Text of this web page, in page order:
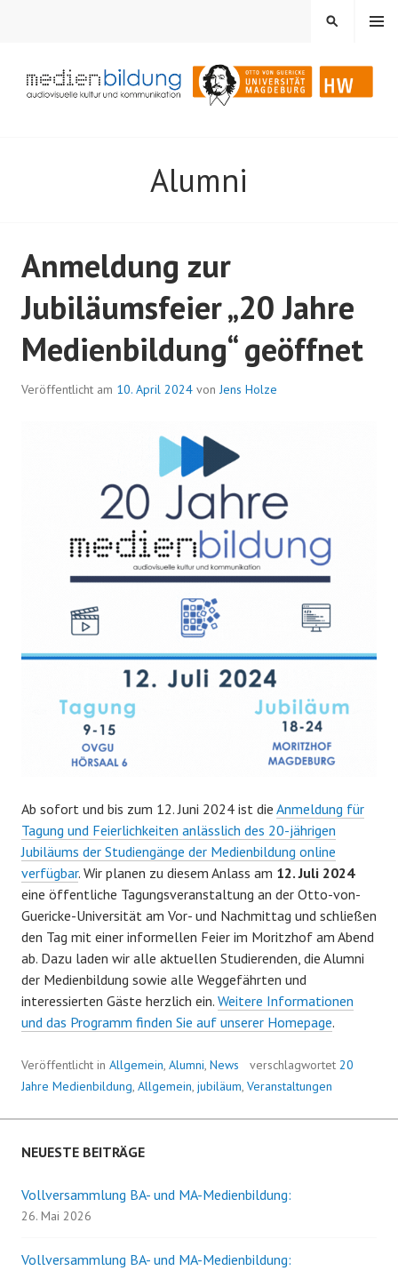
Audiovisuelle Kultur und Kommunikation
MENÜ
SUCHEN
Alumni
Anmeldung zur
Jubiläumsfeier „20 Jahre
Medienbildung“ geöffnet
Veröffentlicht am 10. April 2024 vonJens Holze
Ab sofort und bis zum 12. Juni 2024 ist die Anmeldung für
Tagung und Feierlichkeiten anlässlich des 20-jährigen
Jubiläums der Studiengänge der Medienbildung online
verfügbar. Wir planen zu diesem Anlass am 12. Juli 2024
eine öffentliche Tagungsveranstaltung an der Otto-von-
Guericke-Universität am Vor- und Nachmittag und schließen
den Tag mit einer informellen Feier im Moritzhof am Abend
ab. Dazu laden wir alle aktuellen Studierenden, die Alumni
der Medienbildung sowie alle Weggefährten und
interessierten Gäste herzlich ein. Weitere Informationen
und das Programm finden Sie auf unserer Homepage.
Veröffentlicht in Allgemein, Alumni, News verschlagwortet 20
Jahre Medienbildung, Allgemein, jubiläum, Veranstaltungen
NEUESTE BEITRÄGE
Vollversammlung BA- und MA-Medienbildung:
26. Mai 2026
Vollversammlung BA- und MA-Medienbildung: